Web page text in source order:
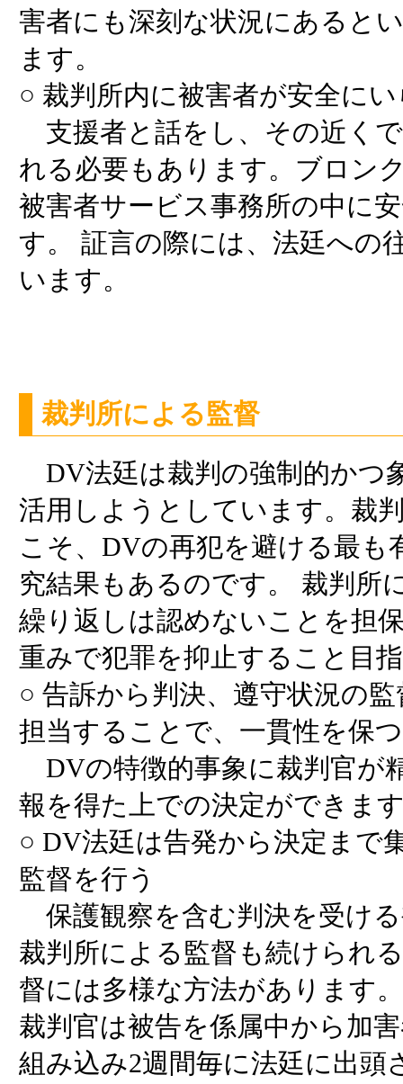
害者にも深刻な状況にあると
ます。
○ 裁判所内に被害者が安全に
支援者と話をし、その近く
れる必要もあります。ブロン
被害者サービス事務所の中に
す。 証言の際には、法廷への
います。
裁判所による監督
DV法廷は裁判の強制的かつ
活用しようとしています。裁
こそ、DVの再犯を避ける最も
究結果もあるのです。 裁判所
繰り返しは認めないことを担
重みで犯罪を抑止すること目
○ 告訴から判決、遵守状況の
担当することで、一貫性を保つ
DVの特徴的事象に裁判官が
報を得た上での決定ができま
○ DV法廷は告発から決定まで
監督を行う
保護観察を含む判決を受け
裁判所による監督も続けられ
督には多様な方法があります
裁判官は被告を係属中から加
組み込み2週間毎に法廷に出頭